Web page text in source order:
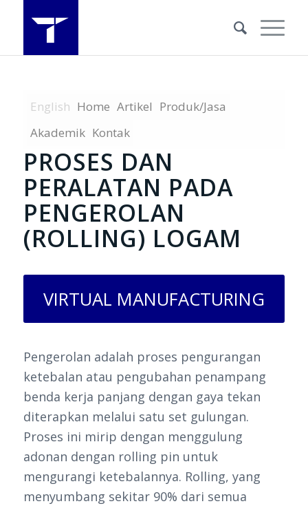
English Home Artikel Produk/Jasa
Akademik Kontak
PROSES DAN
PERALATAN PADA
PENGEROLAN
(ROLLING) LOGAM
VIRTUAL MANUFACTURING
Pengerolan adalah proses pengurangan
ketebalan atau pengubahan penampang
benda kerja panjang dengan gaya tekan
diterapkan melalui satu set gulungan.
Proses ini mirip dengan menggulung
adonan dengan rolling pin untuk
mengurangi ketebalannya. Rolling, yang
menyumbang sekitar 90% dari semua